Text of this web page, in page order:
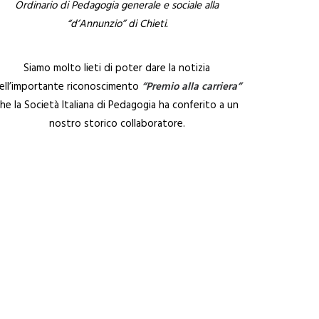
Ordinario di Pedagogia generale e sociale alla
“d’Annunzio” di Chieti.
Siamo molto lieti di poter dare la notizia
riconoscimento “Premio alla carriera”
la Società Italiana di Pedagogia ha conferito a un
nostro storico collaboratore.